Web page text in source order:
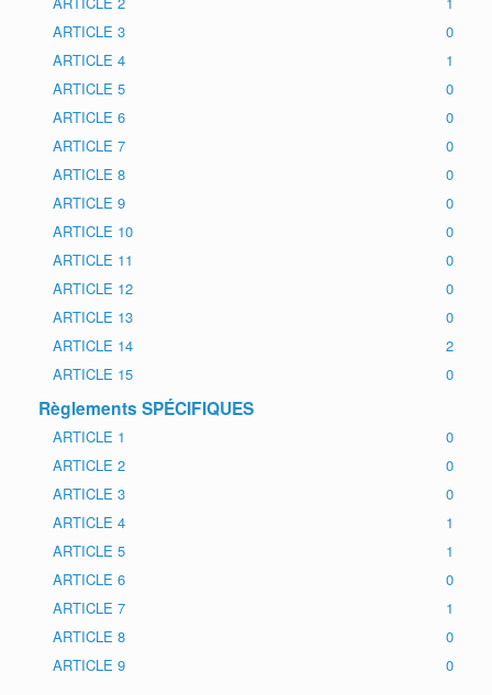
ARTICLE 3
0
ARTICLE 4
1
ARTICLE 5
0
ARTICLE 6
0
ARTICLE 7
0
ARTICLE 8
0
ARTICLE 9
0
ARTICLE 10
0
ARTICLE 11
0
ARTICLE 12
0
ARTICLE 13
0
ARTICLE 14
2
ARTICLE 15
0
Règlements SPÉCIFIQUES
ARTICLE 1
0
ARTICLE 2
0
ARTICLE 3
0
ARTICLE 4
1
ARTICLE 5
1
ARTICLE 6
0
ARTICLE 7
1
ARTICLE 8
0
ARTICLE 9
0